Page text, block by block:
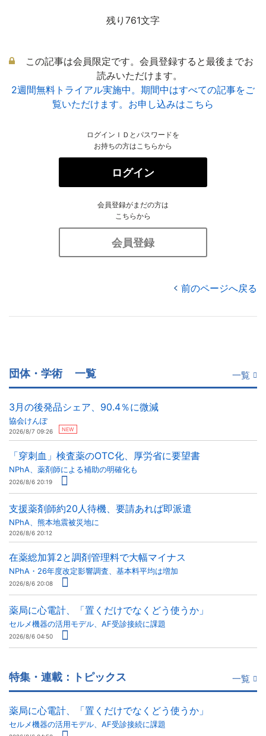
残り761文字
この記事は会員限定です。会員登録すると最後までお
読みいただけます。
2週間無料トライアル実施中。期間中はすべての記事をご
覧いただけます。お申し込みはこちら
ログインＩＤとパスワードを
お持ちの方はこちらから
ログイン
会員登録がまだの方は
こちらから
会員登録
前のページへ戻る
団体・学術 一覧 一覧
3月の後発品シェア、90.4％に微減
協会けんぽ
2026/8/7 09:26 NEW
「穿刺血」検査薬のOTC化、厚労省に要望書
NPhA、薬剤師による補助の明確化も
2026/8/6 20:19
支援薬剤師約20人待機、要請あれば即派遣
NPhA、熊本地震被災地に
2026/8/6 20:12
在薬総加算2と調剤管理料で大幅マイナス
NPhA・26年度改定影響調査、基本料平均は増加
2026/8/6 20:08
薬局に心電計、「置くだけでなくどう使うか」
セルメ機器の活用モデル、AF受診接続に課題
2026/8/6 04:50
特集・連載：トピックス 一覧
薬局に心電計、「置くだけでなくどう使うか」
セルメ機器の活用モデル、AF受診接続に課題